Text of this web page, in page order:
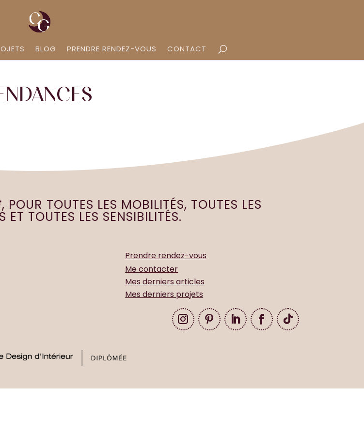
BLOG PRENDRE RENDEZ-VOUS CONTACT
, POUR TOUTES LES MOBILITÉS, TOUTES LES
ET TOUTES LES SENSIBILITÉS.
Prendre rendez-vous
Me contacter
Mes derniers articles
Mes derniers projets